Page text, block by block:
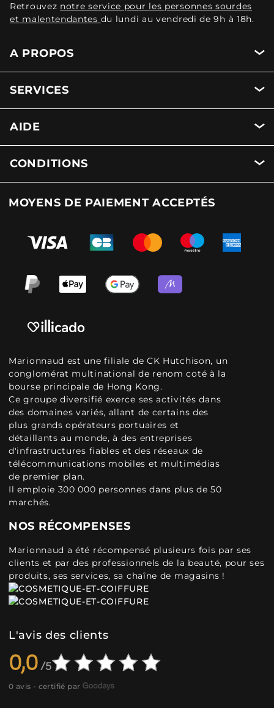
Retrouvez notre service pour les personnes sourdes
et malentendantes du lundi au vendredi de 9h à 18h.
A PROPOS
SERVICES
AIDE
CONDITIONS
MOYENS DE PAIEMENT ACCEPTÉS
Marionnaud est une filiale de CK Hutchison, un
conglomérat multinational de renom coté à la
bourse principale de Hong Kong.
Ce groupe diversifié exerce ses activités dans
des domaines variés, allant de certains des
plus grands opérateurs portuaires et
détaillants au monde, à des entreprises
d'infrastructures fiables et des réseaux de
télécommunications mobiles et multimédias
de premier plan.
Il emploie 300 000 personnes dans plus de 50
marchés.
NOS RÉCOMPENSES
Marionnaud a été récompensé plusieurs fois par ses
clients et par des professionnels de la beauté, pour ses
produits, ses services, sa chaîne de magasins !
L'avis des clients
0,0
0 avis - certifié par